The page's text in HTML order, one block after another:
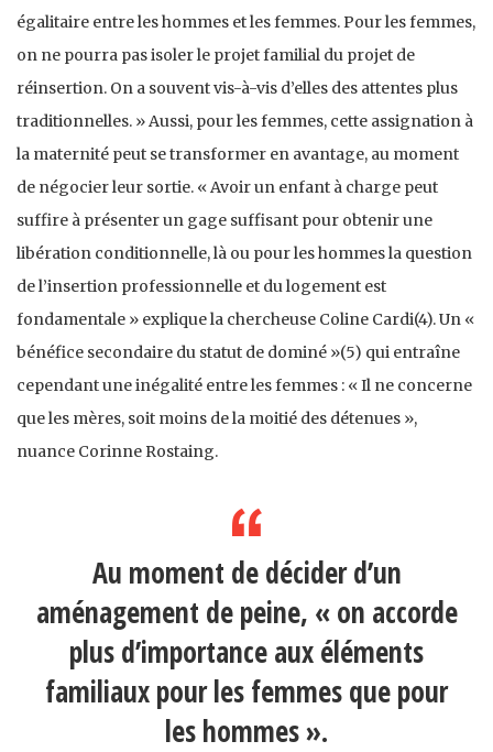
égalitaire entre les hommes et les femmes. Pour les femmes,
on ne pourra pas isoler le projet familial du projet de
réinsertion. On a souvent vis-à-vis d’elles des attentes plus
traditionnelles. » Aussi, pour les femmes, cette assignation à
la maternité peut se transformer en avantage, au moment
de négocier leur sortie. « Avoir un enfant à charge peut
suffire à présenter un gage suffisant pour obtenir une
libération conditionnelle, là ou pour les hommes la question
de l’insertion professionnelle et du logement est
fondamentale » explique la chercheuse Coline Cardi(4). Un «
bénéfice secondaire du statut de dominé »(5) qui entraîne
cependant une inégalité entre les femmes : « Il ne concerne
que les mères, soit moins de la moitié des détenues »,
nuance Corinne Rostaing.
Au moment de décider d’un
aménagement de peine, « on accorde
plus d’importance aux éléments
familiaux pour les femmes que pour
les hommes ».